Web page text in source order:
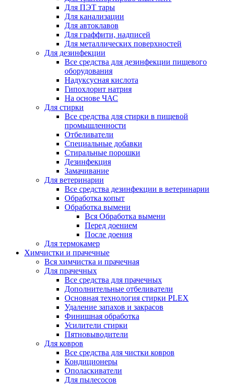
Для ПЭТ тары
Для канализации
Для автоклавов
Для граффити, надписей
Для металлических поверхностей
Для дезинфекции
Все средства для дезинфекции пищевого
оборудования
Надуксусная кислота
Гипохлорит натрия
На основе ЧАС
Для стирки
Все средства для стирки в пищевой
промышленности
Отбеливатели
Специальные добавки
Стиральные порошки
Дезинфекция
Замачивание
Для ветеринарии
Все средства дезинфекции в ветеринарии
Обработка копыт
Обработка вымени
Вся Обработка вымени
Перед доением
После доения
Для термокамер
Химчистки и прачечные
Вся химчистка и прачечная
Для прачечных
Все средства для прачечных
Дополнительные отбеливатели
Основная технология стирки PLEX
Удаление запахов и закрасов
Финишная обработка
Усилители стирки
Пятновыводители
Для ковров
Все средства для чистки ковров
Кондиционеры
Ополаскиватели
Для пылесосов